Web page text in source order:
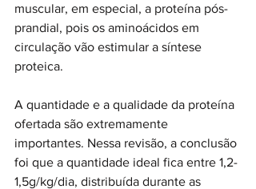
muscular, em especial, a proteína pós-
prandial, pois os aminoácidos em
circulação vão estimular a síntese
proteica.
A quantidade e a qualidade da proteína
ofertada são extremamente
importantes. Nessa revisão, a conclusão
foi que a quantidade ideal fica entre 1,2-
1,5g/kg/dia, distribuída durante as